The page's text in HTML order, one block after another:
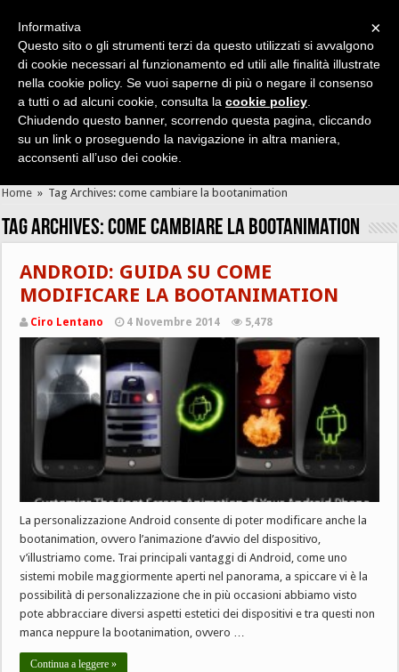
Cerca velocemente news, recensioni, guide, app, giochi ...
Home » Tag Archives: come cambiare la bootanimation
Tag Archives:come cambiare la bootanimation
ANDROID: GUIDA SU COME
MODIFICARE LA BOOTANIMATION
Ciro Lentano 4 Novembre 2014 5,478
La personalizzazione Android consente di poter modificare anche la
bootanimation, ovvero l’animazione d’avvio del dispositivo,
v’illustriamo come. Trai principali vantaggi di Android, come uno
sistemi mobile maggiormente aperti nel panorama, a spiccare vi è la
possibilità di personalizzazione che in più occasioni abbiamo visto
pote abbracciare diversi aspetti estetici dei dispositivi e tra questi non
manca neppure la bootanimation, ovvero …
Continua a leggere »
×
Informativa
Questo sito o gli strumenti terzi da questo utilizzati si avvalgono
di cookie necessari al funzionamento ed utili alle finalità illustrate
nella cookie policy. Se vuoi saperne di più o negare il consenso
a tutti o ad alcuni cookie, consulta la cookie policy
Chiudendo questo banner, scorrendo questa pagina, cliccando
su un link o proseguendo la navigazione in altra maniera,
acconsenti all’uso dei cookie.